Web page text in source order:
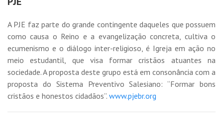
A PJE faz parte do grande contingente daqueles que possuem
como causa o Reino e a evangelização concreta, cultiva o
ecumenismo e o diálogo inter-religioso, é Igreja em ação no
meio estudantil, que visa formar cristãos atuantes na
sociedade. A proposta deste grupo está em consonância com a
proposta do Sistema Preventivo Salesiano: “Formar bons
cristãos e honestos cidadãos”. www.pjebr.org